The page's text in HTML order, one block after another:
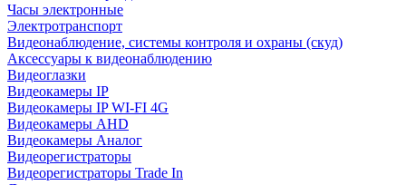
Часы электронные
Электротранспорт
Видеонаблюдение, системы контроля и охраны (скуд)
Аксессуары к видеонаблюдению
Видеоглазки
Видеокамеры IP
Видеокамеры IP WI-FI 4G
Видеокамеры AHD
Видеокамеры Аналог
Видеорегистраторы
Видеорегистраторы Trade In